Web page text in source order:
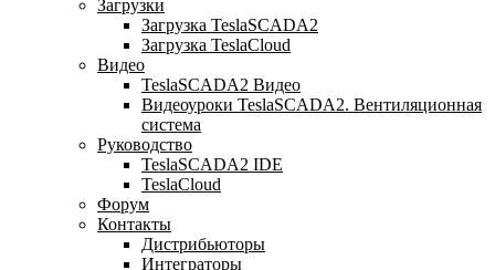
Загрузки
Загрузка TeslaSCADA2
Загрузка TeslaCloud
Видео
TeslaSCADA2 Видео
Видеоуроки TeslaSCADA2. Вентиляционная
система
Руководство
TeslaSCADA2 IDE
TeslaCloud
Форум
Контакты
Дистрибьюторы
Интеграторы